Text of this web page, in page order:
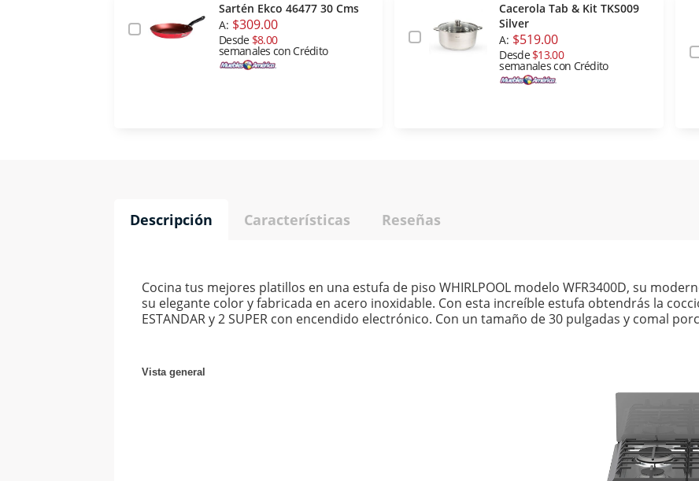
Sartén Ekco 46477 30 Cms
A: $309.00
Desde $8.00
semanales con Crédito
Cacerola Tab & Kit TKS009
Silver
A: $519.00
Desde$13.00
semanales con Crédito
Descripción Características Reseñas
Cocina tus mejores platillos en una estufa de piso WHIRLPOOL modelo WFR3400D, su
su elegante color y fabricada en acero inoxidable. Con esta increíble estufa obtendrás la
ESTANDAR y 2 SUPER con encendido electrónico. Con un tamaño de 30 pulgadas y comal